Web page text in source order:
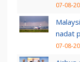
07-08-
nadat
07-08-